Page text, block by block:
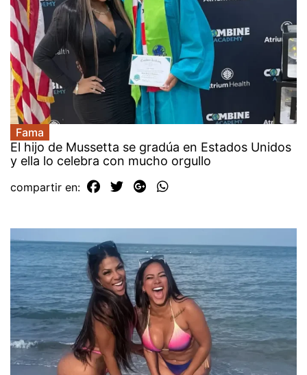
Fama
El hijo de Mussetta se gradúa en Estados Unidos
y ella lo celebra con mucho orgullo
compartir en: